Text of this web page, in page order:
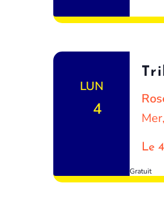
LUN
4
Le
Gratuit